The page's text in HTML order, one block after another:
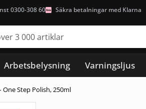
0300-308 60 Säkra betalningar med Klarna
Arbetsbelysning Varningsljus
Step Polish, 250ml